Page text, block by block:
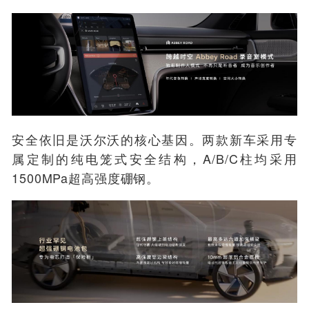
安全依旧是沃尔沃的核心基因。两款新车采用专
属定制的纯电笼式安全结构，A/B/C柱均采用
1500MPa超高强度硼钢。